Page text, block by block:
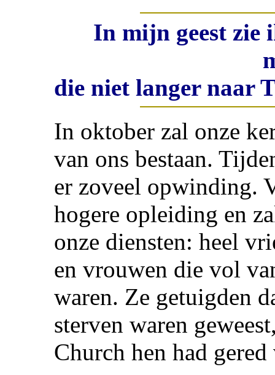
In mijn geest zie
die niet langer naar
In oktober zal onze
van ons bestaan.
er zoveel opwinding.
hogere opleiding en
onze diensten: heel
en vrouwen die vol
waren. Ze getuigden
sterven waren
Church hen had